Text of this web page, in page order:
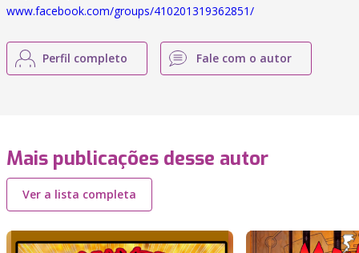
www.facebook.com/groups/410201319362851/
Perfil completo Fale com o autor
Mais publicações desse autor
Ver a lista completa